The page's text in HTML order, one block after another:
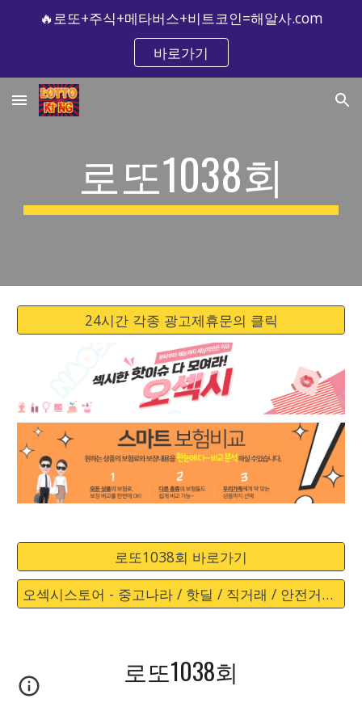
Skip to main content Skip to navigation
🔥로또+주식+메타버스+비트코인=해알사.com
바로가기
로또1038회
24시간 각종 광고제휴문의 클릭
로또1038회 바로가기
오섹시스토어 - 중고나라 / 핫딜 / 직거래 / 안전거래 바로가기
로또1038회